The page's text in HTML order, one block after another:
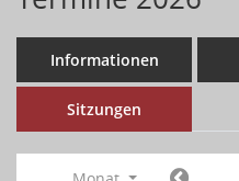
Informationen
Sitzungen